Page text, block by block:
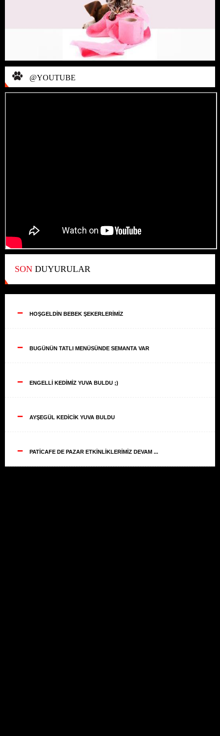
@YOUTUBE
SON DUYURULAR
-- HOŞGELDİN BEBEK ŞEKERLERİMİZ
-- BUGÜNÜN TATLI MENÜSÜNDE SEMANTA VAR
-- ENGELLİ KEDİMİZ YUVA BULDU ;)
-- AYŞEGÜL KEDİCİK YUVA BULDU
-- PATİCAFE DE PAZAR ETKİNLİKLERİMİZ DEVAM ...